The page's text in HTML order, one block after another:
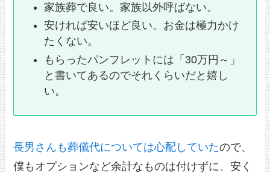
家族葬で良い。家族以外呼ばない。
安ければ安いほど良い。お金は極力かけ
たくない。
もらったパンフレットには「30万円～」
と書いてあるのでそれくらいだと嬉し
い。
長男さんも葬儀代については心配していたので、
僕もオプションなど余計なものは付けずに、安く